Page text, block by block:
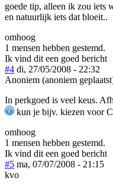
goede tip, alleen ik zou iets
en natuurlijk iets dat bloeit..
omhoog
1 mensen hebben gestemd.
Ik vind dit een goed bericht
#4 di, 27/05/2008 - 22:32
Anoniem (anoniem
In perkgoed is veel keus.
kun je bijv. kiezen voor
omhoog
1 mensen hebben gestemd.
Ik vind dit een goed bericht
#5 ma, 07/07/2008 - 21:15
kvo